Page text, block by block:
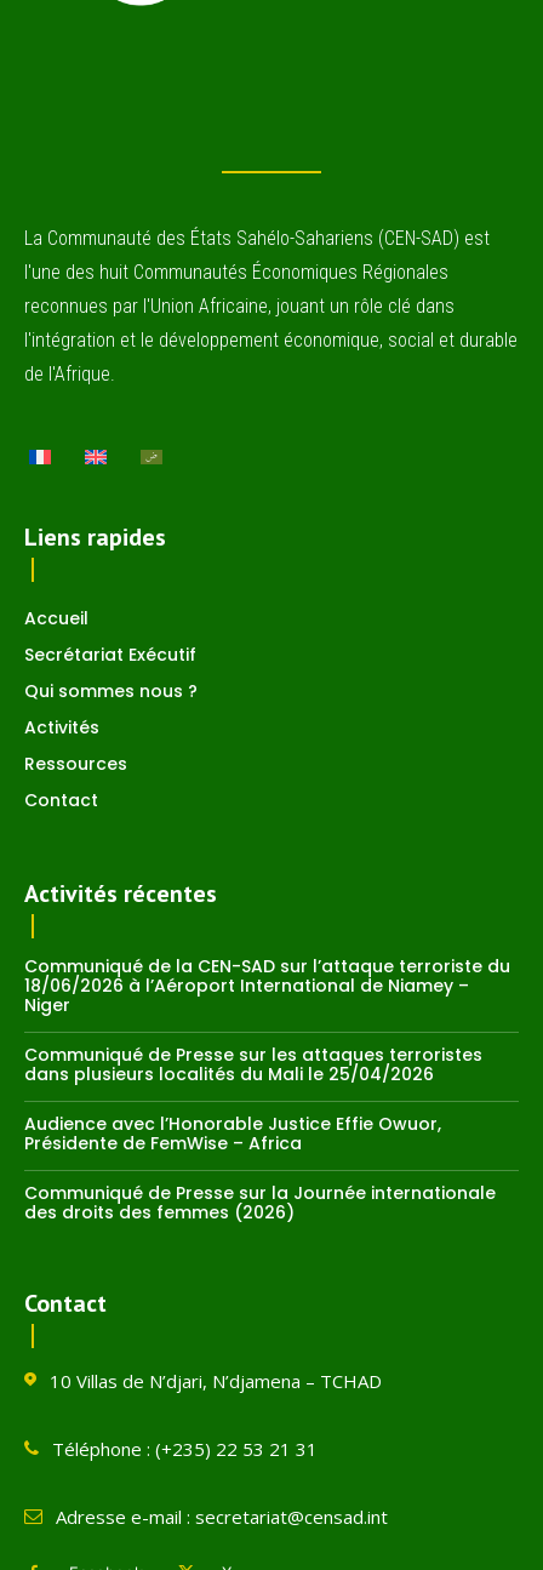
La Communauté des États Sahélo-Sahariens (CEN-SAD) est
l'une des huit Communautés Économiques Régionales
reconnues par l'Union Africaine, jouant un rôle clé dans
l'intégration et le développement économique, social et durable
de l'Afrique.
Liens rapides
Accueil
Secrétariat Exécutif
Qui sommes nous ?
Activités
Ressources
Contact
Activités récentes
Communiqué de la CEN-SAD sur l’attaque terroriste du
18/06/2026 à l’Aéroport International de Niamey –
Niger
Communiqué de Presse sur les attaques terroristes
dans plusieurs localités du Mali le 25/04/2026
Audience avec l’Honorable Justice Effie Owuor,
Présidente de FemWise – Africa
Communiqué de Presse sur la Journée internationale
des droits des femmes (2026)
Contact
10 Villas de N’djari, N’djamena – TCHAD
Téléphone : (+235) 22 53 21 31
Adresse e-mail : secretariat@censad.int